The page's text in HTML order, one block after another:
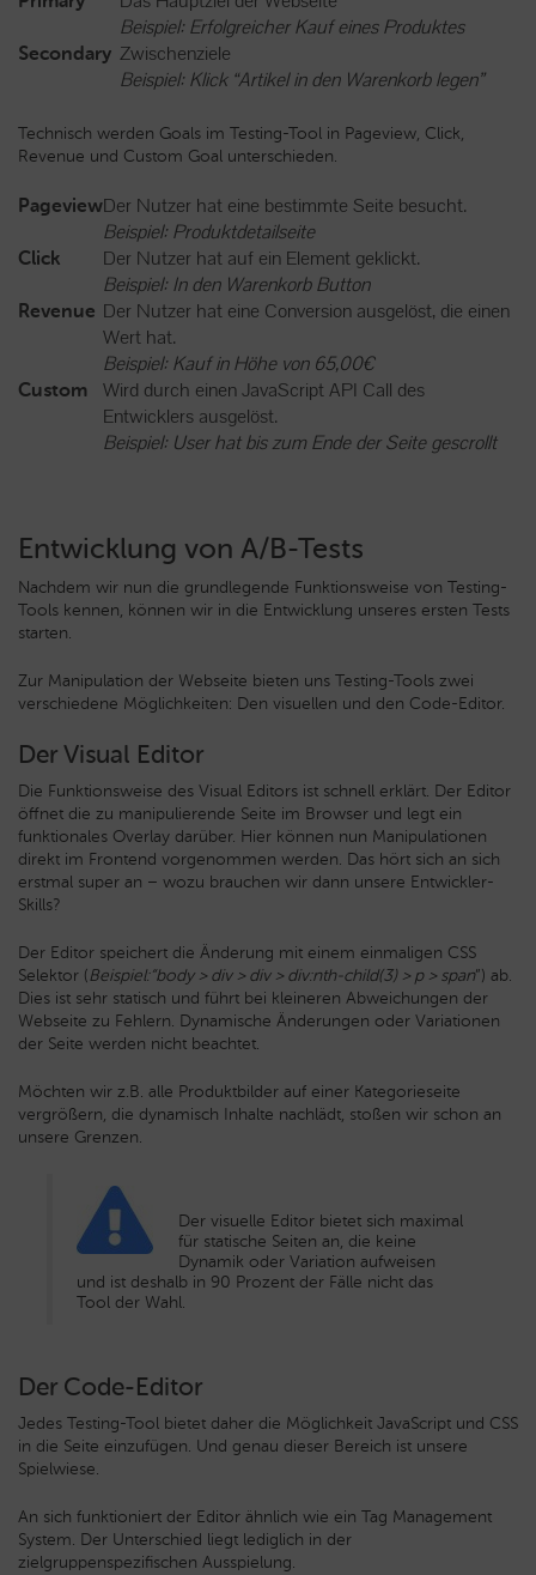
Beispiel: Erfolgreicher Kauf eines Produktes
Secondary Zwischenziele
Beispiel: Klick “Artikel in den Warenkorb legen”
Technisch werden Goals im Testing-Tool in Pageview, Click,
Revenue und Custom Goal unterschieden.
PageviewDer Nutzer hat eine bestimmte Seite besucht.
Beispiel: Produktdetailseite
Click
Der Nutzer hat auf ein Element geklickt.
Beispiel: In den Warenkorb Button
Revenue Der Nutzer hat eine Conversion ausgelöst, die einen
Wert hat.
Beispiel: Kauf in Höhe von 65,00€
Custom
Wird durch einen JavaScript API Call des
Entwicklers ausgelöst.
Beispiel: User hat bis zum Ende der Seite gescrollt
Entwicklung von A/B-Tests
Nachdem wir nun die grundlegende Funktionsweise von Testing-
Tools kennen, können wir in die Entwicklung unseres ersten Tests
starten.
Zur Manipulation der Webseite bieten uns Testing-Tools zwei
verschiedene Möglichkeiten: Den visuellen und den Code-Editor.
Der Visual Editor
Die Funktionsweise des Visual Editors ist schnell erklärt. Der Editor
öffnet die zu manipulierende Seite im Browser und legt ein
funktionales Overlay darüber. Hier können nun Manipulationen
direkt im Frontend vorgenommen werden. Das hört sich an sich
erstmal super an – wozu brauchen wir dann unsere Entwickler-
Skills?
Der Editor speichert die Änderung mit einem einmaligen CSS
Selektor (Beispiel:“body > div > div > div:nth-child(3) > p > span”) ab.
Dies ist sehr statisch und führt bei kleineren Abweichungen der
Webseite zu Fehlern. Dynamische Änderungen oder Variationen
der Seite werden nicht beachtet.
Möchten wir z.B. alle Produktbilder auf einer Kategorieseite
vergrößern, die dynamisch Inhalte nachlädt, stoßen wir schon an
unsere Grenzen.
Der visuelle Editor bietet sich maximal
für statische Seiten an, die keine
Dynamik oder Variation aufweisen
und ist deshalb in 90 Prozent der Fälle nicht das
Tool der Wahl.
Der Code-Editor
Jedes Testing-Tool bietet daher die Möglichkeit JavaScript und CSS
in die Seite einzufügen. Und genau dieser Bereich ist unsere
Spielwiese.
An sich funktioniert der Editor ähnlich wie ein Tag Management
System. Der Unterschied liegt lediglich in der
zielgruppenspezifischen Ausspielung.